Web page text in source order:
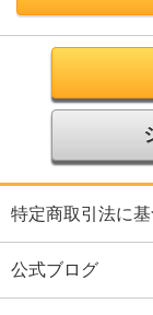
特定商取引法に基
公式ブログ